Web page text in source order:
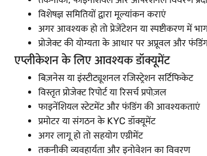
विशेषज्ञ समितियों द्वारा मूल्यांकन कराएं
अगर आवश्यक हो तो प्रेजेंटेशन या स्पष्टीकरण में
प्रोजेक्ट की योग्यता के आधार पर अप्रूवल और फंडिंग
एप्लीकेशन के लिए आवश्यक डॉक्यूमेंट
बिज़नेस या इंस्टीट्यूशनल रजिस्ट्रेशन सर्टिफिकेट
विस्तृत प्रोजेक्ट रिपोर्ट या रिसर्च प्रपोज़ल
फाइनेंशियल स्टेटमेंट और फंडिंग की आवश्यकताएं
प्रमोटर या संगठन के KYC डॉक्यूमेंट
अगर लागू हो तो सहयोग एग्रीमेंट
तकनीकी व्यवहार्यता और इनोवेशन का विवरण